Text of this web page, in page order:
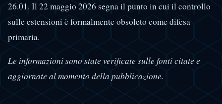
26.01. Il 22 maggio 2026 segna il punto in cui il controllo
sulle estensioni è formalmente obsoleto come difesa
primaria.
Le informazioni sono state verificate sulle fonti citate e
aggiornate al momento della pubblicazione.